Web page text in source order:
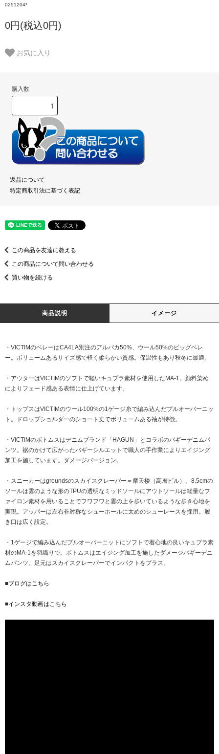
0251204*
0円(税込0円)
お気に入り
購入数
返品について
特定商取引法に基づく表記
この商品を友達に教える
この商品について問い合わせる
買い物を続ける
商品説明 イメージ
・VICTIMのベレーはCA4LA別注のアルパカ50%、ウール50%のビッグベレ
ー。ボリュームあるサイズ感で軽く柔らかい質感。保温性もあり秋冬に最適。
・アウターはVICTIMのソフトで軽いキュプラ素材を使用したMA-1。顔料染め
によりフェード感ある表情に仕上げています。
・トップスはVICTIMのウール100%の1ゲージ糸で編み込んだプルオーバーニッ
ト。ドロップショルダーのショート丈でボリュームある袖が特徴。
・VICTIMのボトムスはデニムブランド「HAGUN」とコラボのバギーデニムパ
ンツ。裾のかけて広がったバギーシルエットで職人の手作業によりエイジング
加工を施しています。ダメージバージョン。
・スニーカーはgroundsのスカイスクレーパー＝摩天楼（高層ビル）。8.5cmの
ソールは雲のような形のTPUの透明なミッドソールにアウトソールは軽量なフ
ァイロン素材を用いることでフワフワと雲の上を歩いているような歩き心地を
実現。アッパーは左右非対称なシューホールに太めのシューレースを採用。履
き口は広く設定。
・1ゲージで編み込んだプルオーバーニットにソフトで着心地の良いキュプラ素
材のMA-1を羽織りで。ボトムスはエイジング加工を施したダメージバギーデニ
ムパンツ。足元はスカイスクレーパーでインパクトをプラス。
■ブログはこちら
■インスタ動画はこちら